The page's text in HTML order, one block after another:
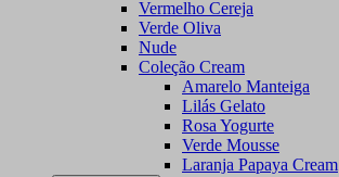
Vermelho Cereja
Verde Oliva
Nude
Coleção Cream
Amarelo Manteiga
Lilás Gelato
Rosa Yogurte
Verde Mousse
Laranja Papaya Cream